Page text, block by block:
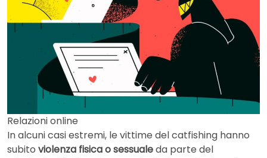
Relazioni online
In alcuni casi estremi, le vittime del catfishing hanno
subito violenza fisica o sessualeda parte del